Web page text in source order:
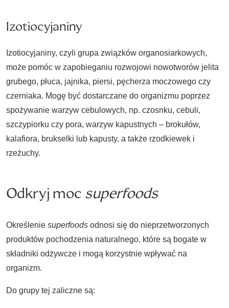
Izotiocyjaniny
Izotiocyjaniny, czyli grupa związków organosiarkowych,
może pomóc w zapobieganiu rozwojowi nowotworów jelita
grubego, płuca, jajnika, piersi, pęcherza moczowego czy
czerniaka. Mogę być dostarczane do organizmu poprzez
spożywanie warzyw cebulowych, np. czosnku, cebuli,
szczypiorku czy pora, warzyw kapustnych – brokułów,
kalafiora, brukselki lub kapusty, a także rzodkiewek i
rzeżuchy.
Odkryj moc superfoods
Określenie superfoods odnosi się do nieprzetworzonych
produktów pochodzenia naturalnego, które są bogate w
składniki odżywcze i mogą korzystnie wpływać na
organizm.
Do grupy tej zaliczne są: